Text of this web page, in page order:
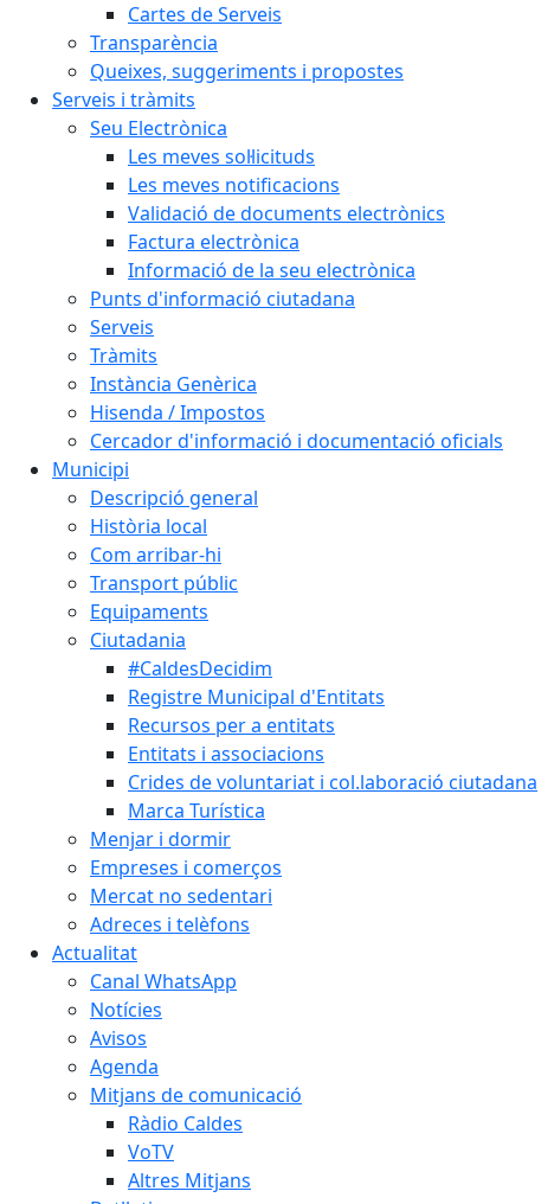
Cartes de Serveis
Transparència
Queixes, suggeriments i propostes
Serveis i tràmits
Seu Electrònica
Les meves sol·licituds
Les meves notificacions
Validació de documents electrònics
Factura electrònica
Informació de la seu electrònica
Punts d'informació ciutadana
Serveis
Tràmits
Instància Genèrica
Hisenda / Impostos
Cercador d'informació i documentació oficials
Municipi
Descripció general
Història local
Com arribar-hi
Transport públic
Equipaments
Ciutadania
#CaldesDecidim
Registre Municipal d'Entitats
Recursos per a entitats
Entitats i associacions
Crides de voluntariat i col.laboració ciutadana
Marca Turística
Menjar i dormir
Empreses i comerços
Mercat no sedentari
Adreces i telèfons
Actualitat
Canal WhatsApp
Notícies
Avisos
Agenda
Mitjans de comunicació
Ràdio Caldes
VoTV
Altres Mitjans